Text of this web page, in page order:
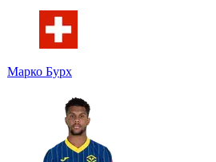
Марко Бурх